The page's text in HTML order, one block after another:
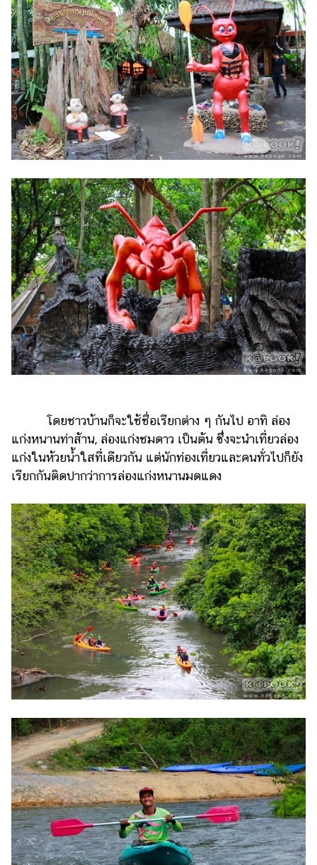
โดยชาวบ้านก็จะใช้ชื่อเรียกต่าง ๆ กันไป อาทิ ล่อง
แก่งหนานท่าส้าน, ล่องแก่งชมดาว เป็นต้น ซึ่งจะนำเที่ยวล่อง
แก่งในห้วยน้ำใสที่เดียวกัน แต่นักท่องเที่ยวและคนทั่วไปก็ยัง
เรียกกันติดปากว่าการล่องแก่งหนานมดแดง